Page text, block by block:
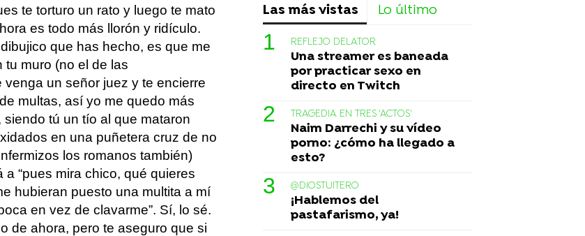
te torturo un rato y luego te mato
es todo más llorón y ridículo.
que has hecho, es que me
tu muro (no el de las
un señor juez y te encierre
multas, así yo me quedo más
siendo tú un tío al que mataron
en una puñetera cruz de no
los romanos también)
“pues mira chico, qué quieres
hubieran puesto una multita a mí
en vez de clavarme”. Sí, lo sé.
de ahora, pero te aseguro que si
Las más vistas Lo último
REFLEJO DELATOR
Una streamer es baneada
por practicar sexo en
directo en Twitch
TRAGEDIA EN TRES 'ACTOS'
Naim Darrechi y su vídeo
porno: ¿cómo ha llegado a
esto?
@DIOSTUITERO
¡Hablemos del
pastafarismo, ya!